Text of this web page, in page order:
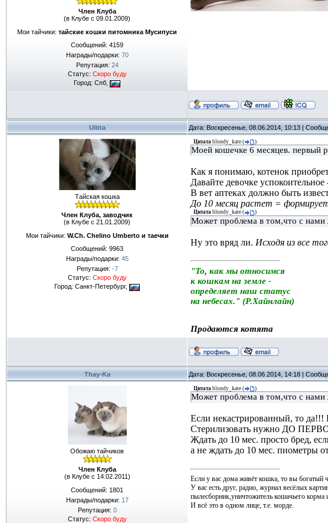
Член Клуба
(в Клубе с 09.01.2009)
Мои тайчики: тайские кошки питомника Мусипуси
Сообщений: 4159
Награды/подарки: 70
Репутация: 24
Статус: Скоро буду
Город: Спб,
Ulitta Дата: Воскресенье, 08.06.2014, 10:13 |
Тайская кошка
Член Клуба, заводчик
(в Клубе с 21.01.2009)
Мои тайчики: W.Ch. Chelino Umberto и таечки
Сообщений: 9963
Награды/подарки: 45
Репутация: -7
Статус: Скоро буду
Город: Санкт-Петербург,
Цитата blondy_kate ( )
Моей кошечке 6 месяцев. первый
Как я понимаю, котенок
Давайте девочке
В вет аптеках должно быть
До 10 месяц растет =
Цитата blondy_kate ( )
Может проблема в том,что с нами
Ну это вряд ли. Исходя из все
"То, как мы относимся
к кошкам на земле -
определяет наш статус
на небесах." (Р.Хайнлайн)
Продаются котята
Thay-Ka Дата: Воскресенье, 08.06.2014, 14:18 |
Обожаю тайчиков
Член Клуба
(в Клубе с 14.02.2011)
Сообщений: 1801
Награды/подарки: 17
Репутация: 0
Статус: Скоро буду
Цитата blondy_kate ( )
Может проблема в том,что с нами
Если некастрированный, то да!!!
Стерилизовать нужно ДО
Ждать до 10 мес. просто бред,
а не ждать до 10 мес. пиометры
Если у вас дома живёт кошка, то вы богатый
У вас есть друг, радио, журнал весёлых
пылесборник,уничтожитель кошачьего корма
И всё это в одном лице, т.е. морде.